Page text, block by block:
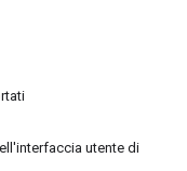
utente di